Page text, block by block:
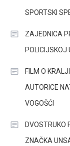
SPORTSKI
ZAJEDNICA
POLICIJSKOJ
FILM O
AUTORICE
VOGOŠĆI
DVOSTRUKO
ZNAČKA